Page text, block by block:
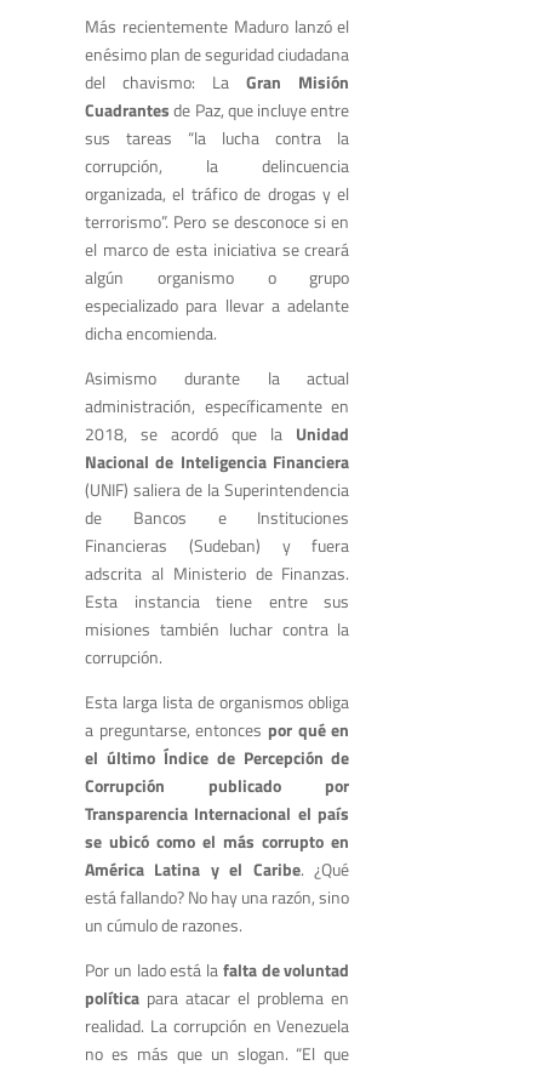
Más recientemente Maduro lanzó el
enésimo plan de seguridad ciudadana
del chavismo: LaGran Misión
Cuadrantesde Paz, que incluye entre
sus tareas “la lucha contra la
corrupción, la delincuencia
organizada, el tráfico de drogas y el
terrorismo”. Pero se desconoce si en
el marco de esta iniciativa se creará
algún organismo o grupo
especializado para llevar a adelante
dicha encomienda.
Asimismo durante la actual
administración, específicamente en
2018, se acordó que la Unidad
Nacional de Inteligencia Financiera
(UNIF) saliera de la Superintendencia
de Bancos e Instituciones
Financieras (Sudeban) y fuera
adscrita al Ministerio de Finanzas.
Esta instancia tiene entre sus
misiones también luchar contra la
corrupción.
Esta larga lista de organismos obliga
a preguntarse, entonces por qué en
el último Índice de Percepción de
Corrupción publicado por
Transparencia Internacional el país
se ubicó como el más corrupto en
América Latina y el Caribe. ¿Qué
está fallando? No hay una razón, sino
un cúmulo de razones.
Por un lado está lafalta de voluntad
política para atacar el problema en
realidad. La corrupción en Venezuela
no es más que un slogan. “El que